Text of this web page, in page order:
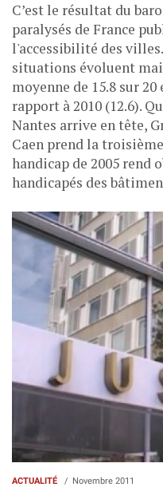
C’est le résultat du
paralysés de France
l'accessibilité des
situations évoluent
moyenne de 15.8 sur
rapport à 2010 (12.6).
Nantes arrive en tête,
Caen prend la
handicap de 2005
handicapés des
ACTUALITÉ Novembre 2011